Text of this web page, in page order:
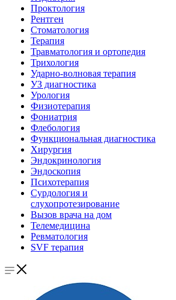
Проктология
Рентген
Стоматология
Терапия
Травматология и ортопедия
Трихология
Ударно-волновая терапия
УЗ диагностика
Урология
Физиотерапия
Фониатрия
Флебология
Функциональная диагностика
Хирургия
Эндокринология
Эндоскопия
Психотерапия
Сурдология и
слухопротезирование
Вызов врача на дом
Телемедицина
Ревматология
SVF терапия